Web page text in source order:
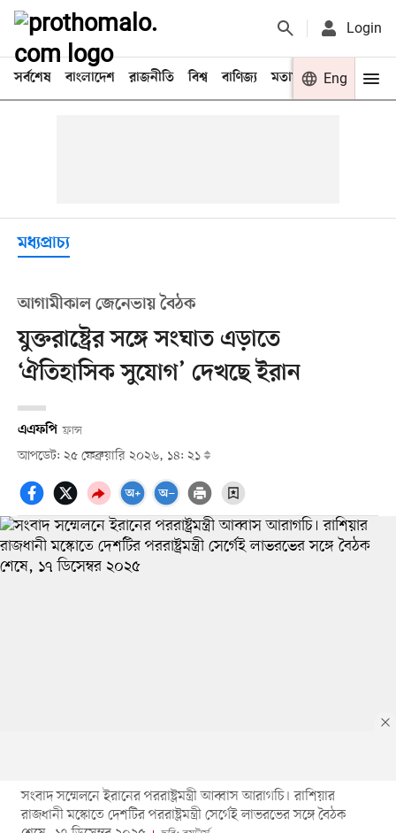
Login
সর্বশেষ বাংলাদেশ রাজনীতি বিশ্ব বাণিজ্য মতামত খেলা
Eng
মধ্যপ্রাচ্য
আগামীকাল জেনেভায় বৈঠক
যুক্তরাষ্ট্রের সঙ্গে সংঘাত এড়াতে
‘ঐতিহাসিক সুযোগ’ দেখছে ইরান
এএফপি ফ্রান্স
আপডেট: ২৫ ফেব্রুয়ারি ২০২৬, ১৪: ২১
সংবাদ সম্মেলনে ইরানের পররাষ্ট্রমন্ত্রী আব্বাস আরাগচি। রাশিয়ার
রাজধানী মস্কোতে দেশটির পররাষ্ট্রমন্ত্রী সের্গেই লাভরভের সঙ্গে বৈঠক